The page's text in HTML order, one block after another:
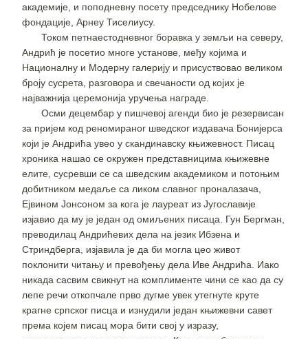
академије, и поподневну посету председнику Нобелове
фондације, Арнеу Тиселиусу.
Током петнаестодневног боравка у земљи на северу,
Андрић је посетио многе установе, међу којима и
Националну и Модерну галерију и присуствовао великом
броју сусрета, разговора и свечаности од којих је
најважнија церемонија уручења награде.
Осми децембар у пишчевој агенди био је резервисан
за пријем код реномираног шведског издавача Бонијерса
који је Андрића увео у скандинавску књижевност. Писац
хроника нашао се окружен представницима књижевне
елите, сусревши се са шведским академиком и потоњим
добитником медаље са ликом славног проналазача,
Ејвином Јонсоном за кога је лауреат из Југославије
изјавио да му је један од омиљених писаца. Гун Бергман,
преводилац Андрићевих дела на језик Ибзена и
Стриндберга, изјавила је да би могла цео живот
поклонити читању и превођењу дела Иве Андрића. Иако
никада сасвим свикнут на комплименте чини се као да су
лепе речи откопчале прво дугме увек утегнуте круте
крагне српског писца и изнудили један књижевни савет
према којем писац мора бити свој у изразу,